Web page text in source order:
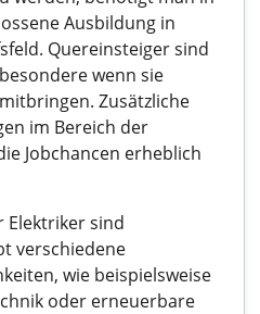
Ausbildung in
Quereinsteiger sind
wenn sie
Zusätzliche
im Bereich der
Jobchancen erheblich
Elektriker sind
verschiedene
wie beispielsweise
oder erneuerbare